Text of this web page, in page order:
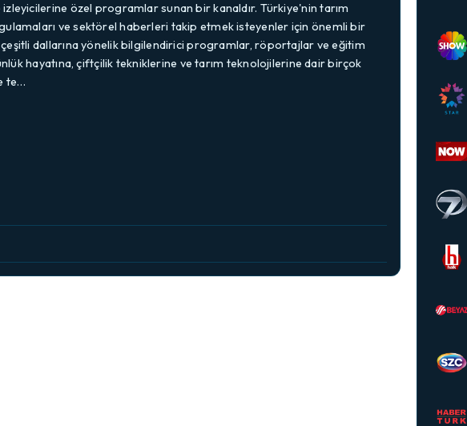
izleyicilerine özel programlar sunan bir kanaldır. Türkiye'nin tarım
ve sektörel haberleri takip etmek isteyenler için önemli bir
çeşitli dallarına yönelik bilgilendirici programlar, röportajlar ve eğitim
hayatına, çiftçilik tekniklerine ve tarım teknolojilerine dair birçok
te…